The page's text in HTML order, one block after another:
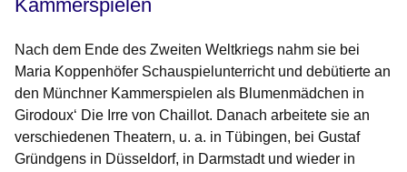
Kammerspielen
Nach dem Ende des Zweiten Weltkriegs nahm sie bei
Maria Koppenhöfer Schauspielunterricht und debütierte an
den Münchner Kammerspielen als Blumenmädchen in
Girodoux‘ Die Irre von Chaillot. Danach arbeitete sie an
verschiedenen Theatern, u. a. in Tübingen, bei Gustaf
Gründgens in Düsseldorf, in Darmstadt und wieder in